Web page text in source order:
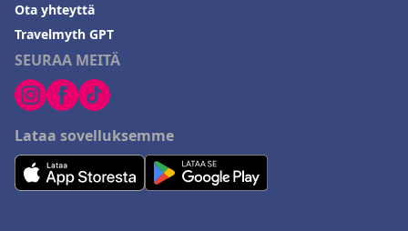
SEURAA MEITÄ
Lataa sovelluksemme
Ota yhteyttä
Travelmyth GPT